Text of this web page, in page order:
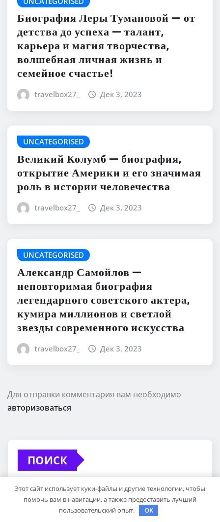
Биография Леры Тумановой — от
детства до успеха — талант,
карьера и магия творчества,
волшебная личная жизнь и
семейное счастье!
travelbox27_ Дек 3, 2023
UNCATEGORISED
Великий Колумб — биография,
открытие Америки и его значимая
роль в истории человечества
travelbox27_ Дек 3, 2023
UNCATEGORISED
Александр Самойлов —
неповторимая биография
легендарного советского актера,
кумира миллионов и светлой
звезды современного искусства
travelbox27_ Дек 3, 2023
Для отправки комментария вам необходимо
авторизоваться
ПОИСК
Этот сайт использует куки-файлы и другие технологии, чтобы
помочь вам в навигации, а также предоставить лучший
пользовательский опыт.
OK